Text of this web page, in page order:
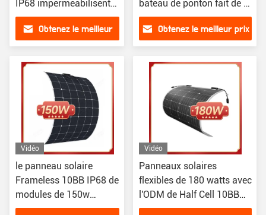
IP68 imperméabilisent
pour la caravane
Obtenez le meilleur
bateau de ponton fait de la
navigation de plaisance
toute la catégorie noire A
Obtenez le meilleur prix
Vidéo
le panneau solaire
Frameless 10BB IP68 de
modules de 150w
picovolte a évalué
Vidéo
Panneaux solaires
flexibles de 180 watts avec
l'ODM de Half Cell 10BB
du contrôleur 12v